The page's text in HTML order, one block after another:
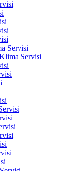
Servisi
Servisi